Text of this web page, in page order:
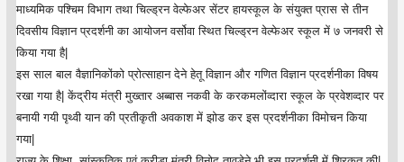
माध्यमिक पश्चिम विभाग तथा चिल्ड्रन वेल्फेअर सेंटर हायस्कूल के संयुक्त प्रास से तीन
दिवसीय विज्ञान प्रदर्शनी का आयोजन वर्सोवा स्थित चिल्ड्रन वेल्फेअर स्कूल में ७ जनवरी से
किया गया है|
इस साल बाल वैज्ञानिकोंको प्रोत्साहान देने हेतू विज्ञान और गणित विज्ञान प्रदर्शनीका विषय
रखा गया है| केंद्रीय मंत्री मुख्तार अब्बास नकवी के करकमलोंव्दारा स्कूल के प्रवेशव्दार पर
बनायी गयी पृथ्वी यान की प्रतीकृती अवकाश में झोड कर इस प्रदर्शनीका विमोचन किया
गया|